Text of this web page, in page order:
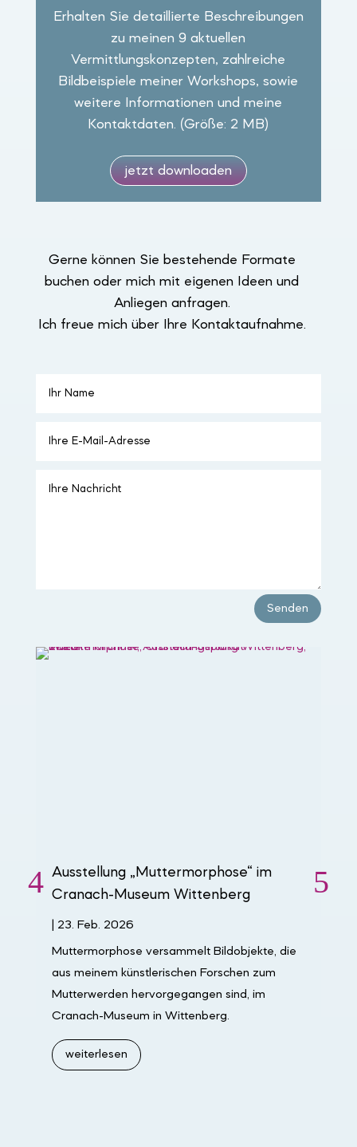
Erhalten Sie detaillierte Beschreibungen
zu meinen 9 aktuellen
Vermittlungskonzepten, zahlreiche
Bildbeispiele meiner Workshops, sowie
weitere Informationen und meine
Kontaktdaten. (Größe: 2 MB)
jetzt downloaden
Gerne können Sie bestehende Formate
buchen oder mich mit eigenen Ideen und
Anliegen anfragen.
Ich freue mich über Ihre Kontaktaufnahme.
Senden
Ausstellung „Muttermorphose“ im
Cranach-Museum Wittenberg
23. Feb. 2026
Muttermorphose versammelt Bildobjekte, die
aus meinem künstlerischen Forschen zum
Mutterwerden hervorgegangen sind, im
Cranach-Museum in Wittenberg.
weiterlesen